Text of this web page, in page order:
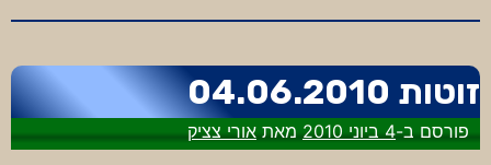
זוטות 04.06.2010
פורסם ב-4 ביוני 2010 מאתאורי צציק